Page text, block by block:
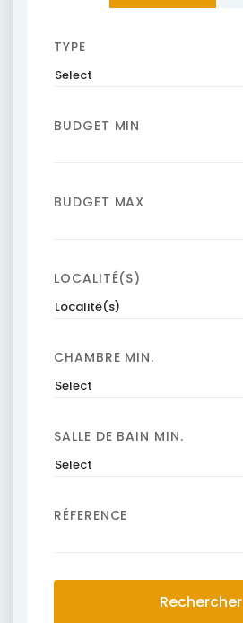
TYPE
Select
BUDGET MIN
BUDGET MAX
LOCALITÉ(S)
Localité(s)
CHAMBRE MIN.
Select
SALLE DE BAIN MIN.
Select
RÉFERENCE
Rechercher